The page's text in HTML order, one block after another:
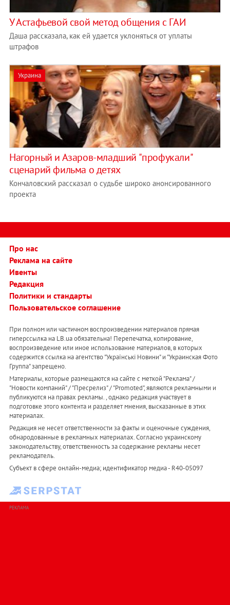
У Астафьевой свой метод общения с ГАИ
Даша рассказала, как ей удается уклоняться от уплаты
штрафов
Украина
Нагорный и Азаров-младший "профукали"
сценарий фильма о детях
Кончаловский рассказал о судьбе широко анонсированного
проекта
Про нас
Реклама на сайте
Ивенты
Редакция
Политики и стандарты
Пользовательское соглашение
При полном или частичном воспроизведении материалов прямая
гиперссылка на LB.ua обязательна! Перепечатка, копирование,
воспроизведение или иное использование материалов, в которых
содержится ссылка на агентство "Українськi Новини" и "Украинская Фото
Группа" запрещено.
Материалы, которые размещаются на сайте с меткой "Реклама" /
"Новости компаний" / "Пресрелиз" / "Promoted", являются рекламными и
публикуются на правах рекламы. , однако редакция участвует в
подготовке этого контента и разделяет мнения, высказанные в этих
материалах.
Редакция не несет ответственности за факты и оценочные суждения,
обнародованные в рекламных материалах. Согласно украинскому
законодательству, ответственность за содержание рекламы несет
рекламодатель.
Субъект в сфере онлайн-медиа; идентификатор медиа - R40-05097
РЕКЛАМА